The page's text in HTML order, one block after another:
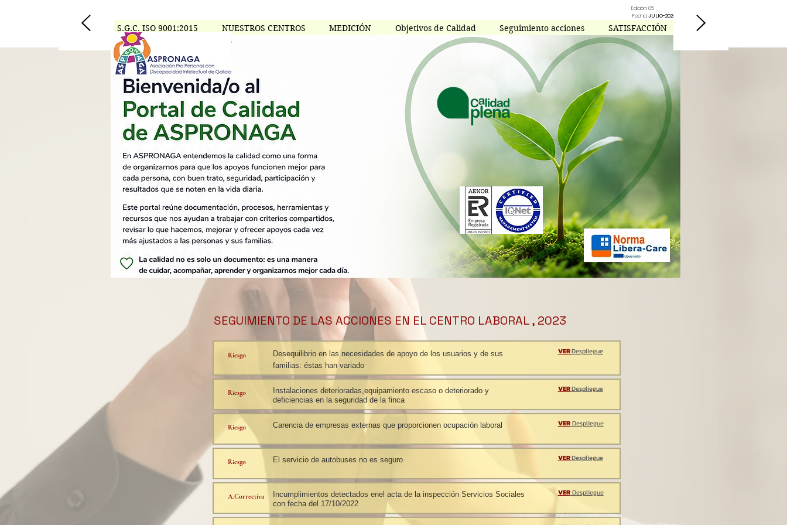
Edición: 05
Fecha:JULIO-2026
S.G.C. ISO 9001:2015 NUESTROS CENTROS MEDICIÓN Objetivos de Calidad Seguimiento acciones SATISFACCIÓN
SEGUIMIENTO DE LAS ACCIONES EN EL CENTRO LABORAL , 2023
Riesgo
Desequilibrio en las necesidades de apoyo de los usuarios y de sus
familias: éstas han variado
VERDespliegue
Riesgo
Instalaciones deterioradas,equipamiento escaso o deteriorado y
deficiencias en la seguridad de la finca
VERDespliegue
Riesgo Carencia de empresas externas que proporcionen ocupación laboral VERDespliegue
Riesgo El servicio de autobuses no es seguro VERDespliegue
A.Correctiva
Incumplimientos detectados enel acta de la inspección Servicios Sociales
con fecha del 17/10/2022
VERDespliegue